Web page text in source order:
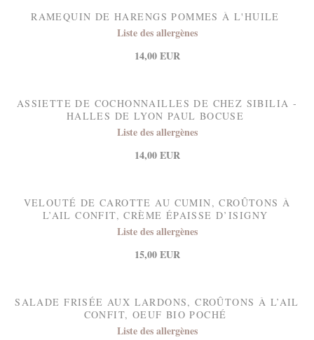
RAMEQUIN DE HARENGS POMMES À L'HUILE
Liste des allergènes
14,00 EUR
ASSIETTE DE COCHONNAILLES DE CHEZ SIBILIA -
HALLES DE LYON PAUL BOCUSE
Liste des allergènes
14,00 EUR
VELOUTÉ DE CAROTTE AU CUMIN, CROÛTONS À
L’AIL CONFIT, CRÈME ÉPAISSE D’ISIGNY
Liste des allergènes
15,00 EUR
SALADE FRISÉE AUX LARDONS, CROÛTONS À L’AIL
CONFIT, OEUF BIO POCHÉ
Liste des allergènes